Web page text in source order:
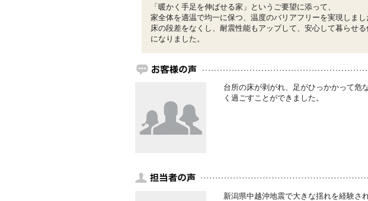
「暖かく手足を伸ばせる家」というご要望に添って、
家全体を適温で均一に保つ、温度のバリアフリーを実現しまし
床の段差をなくし、耐震性能もアップして、安心して暮らせる
になりました。
台所の床が剥がれ、足がひっかかって危
く過ごすことができました。
新潟県中越沖地震で大きな揺れを経験さ